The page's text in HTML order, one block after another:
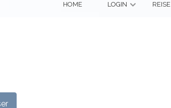
HOME LOGIN REISE